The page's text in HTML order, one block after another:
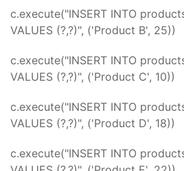
c.execute("INSERT INTO
VALUES (?,?)", ('Product B', 25))
c.execute("INSERT INTO
VALUES (?,?)", ('Product C', 10))
c.execute("INSERT INTO
VALUES (?,?)", ('Product D', 18))
c.execute("INSERT INTO